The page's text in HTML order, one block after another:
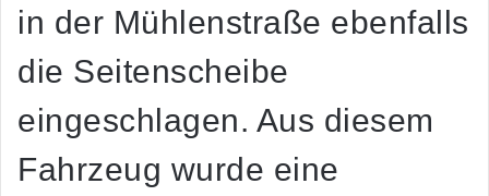
in der Mühlenstraße ebenfalls
die Seitenscheibe
eingeschlagen. Aus diesem
Fahrzeug wurde eine